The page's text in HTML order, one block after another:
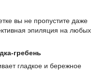
вы не пропустите даже
эпиляция на любых
гребень
гладкое и бережное